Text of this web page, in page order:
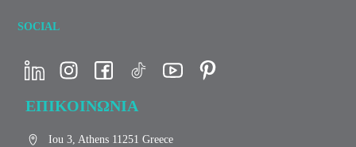
SOCIAL
ΕΠΙΚΟΙΝΩΝΙΑ
Iou 3, Athens 11251 Greece